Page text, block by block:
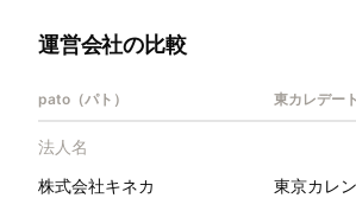
運営会社の比較
pato（パト） 東カレデート
法人名
株式会社キネカ
東京カレ